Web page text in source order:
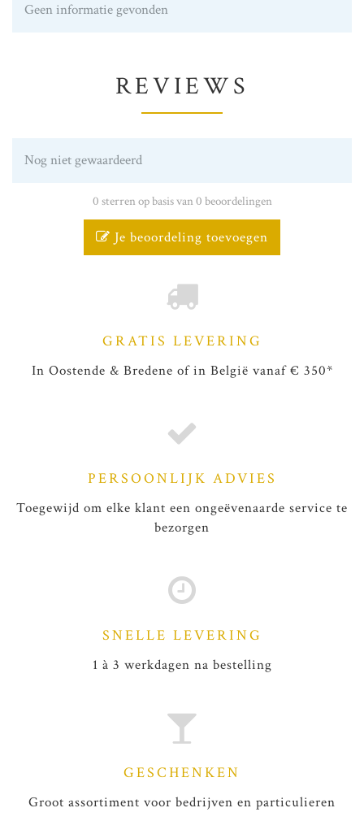
Geen informatie gevonden
REVIEWS
Nog niet gewaardeerd
0 sterren op basis van 0 beoordelingen
Je beoordeling toevoegen
GRATIS LEVERING
In Oostende & Bredene of in België vanaf € 350*
PERSOONLIJK ADVIES
Toegewijd om elke klant een ongeëvenaarde service te
bezorgen
SNELLE LEVERING
1 à 3 werkdagen na bestelling
GESCHENKEN
Groot assortiment voor bedrijven en particulieren